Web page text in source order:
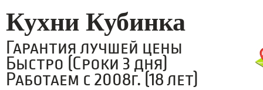
Кухни Кубинка
Гарантия лучшей цены
Быстро (Сроки 3 дня)
Работаем с 2008г. (18 лет)